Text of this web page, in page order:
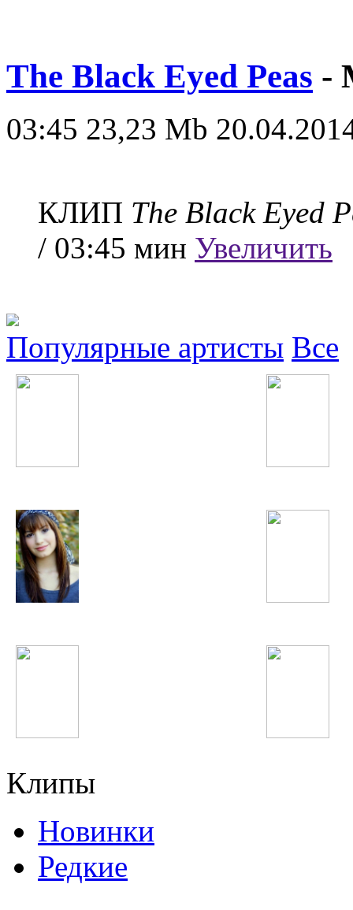
The Black Eyed Peas -
03:45 23,23 Mb
КЛИП The Black Eyed
/ 03:45 мин Увеличить
Популярные артисты Все
Клипы
Новинки
Редкие